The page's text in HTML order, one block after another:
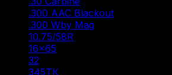
.300 AAC Blackout
.300 Wby Mag
10.75/58R
16×65
32
345ТК